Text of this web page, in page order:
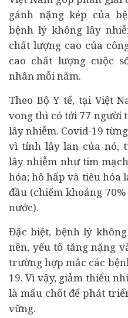
gánh nặng kép của
bệnh lý không lây
chất lượng cao của
cao chất lượng cuộc
nhân mỗi năm.
Theo Bộ Y tế, tại Việt
vong thì có tới 77 người
lây nhiễm. Covid-19
vì tính lây lan của nó,
lây nhiễm như tim
hóa; hô hấp và tiêu hóa
đầu (chiếm khoảng
nước).
Đặc biệt, bệnh lý
nền, yếu tố tăng nặng
trường hợp mắc các
19. Vì vậy, giảm thiểu
là mấu chốt để phát
vững.